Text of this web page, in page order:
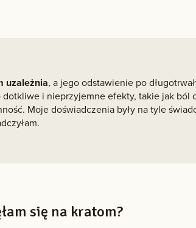
uzależnia, a jego odstawienie po
dotkliwe i nieprzyjemne efekty, takie jak ból
Moje doświadczenia były na tyle
się na kratom?